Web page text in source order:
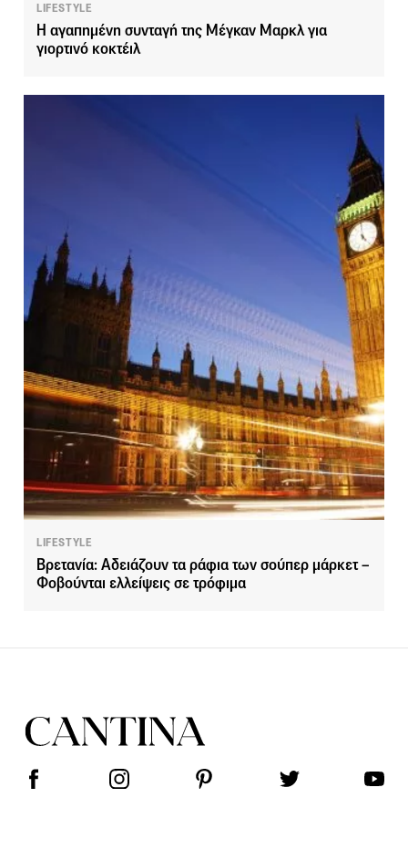
LIFESTYLE
Η αγαπημένη συνταγή της Μέγκαν Μαρκλ για
γιορτινό κοκτέιλ
LIFESTYLE
Βρετανία: Αδειάζουν τα ράφια των σούπερ μάρκετ –
Φοβούνται ελλείψεις σε τρόφιμα